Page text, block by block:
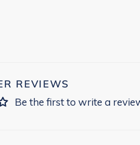
REVIEWS
Be the first to write a